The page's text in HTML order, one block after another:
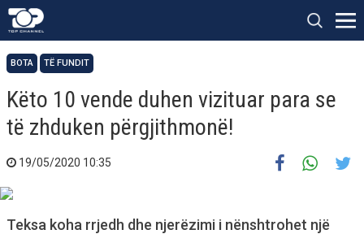
BOTA TË FUNDIT
Këto 10 vende duhen vizituar para se
të zhduken përgjithmonë!
19/05/2020 10:35
Teksa koha rrjedh dhe njerëzimi i nënshtrohet një